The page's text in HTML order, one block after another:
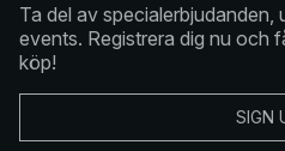
Ta del av
events. Registrera dig nu och
köp!
SIGN